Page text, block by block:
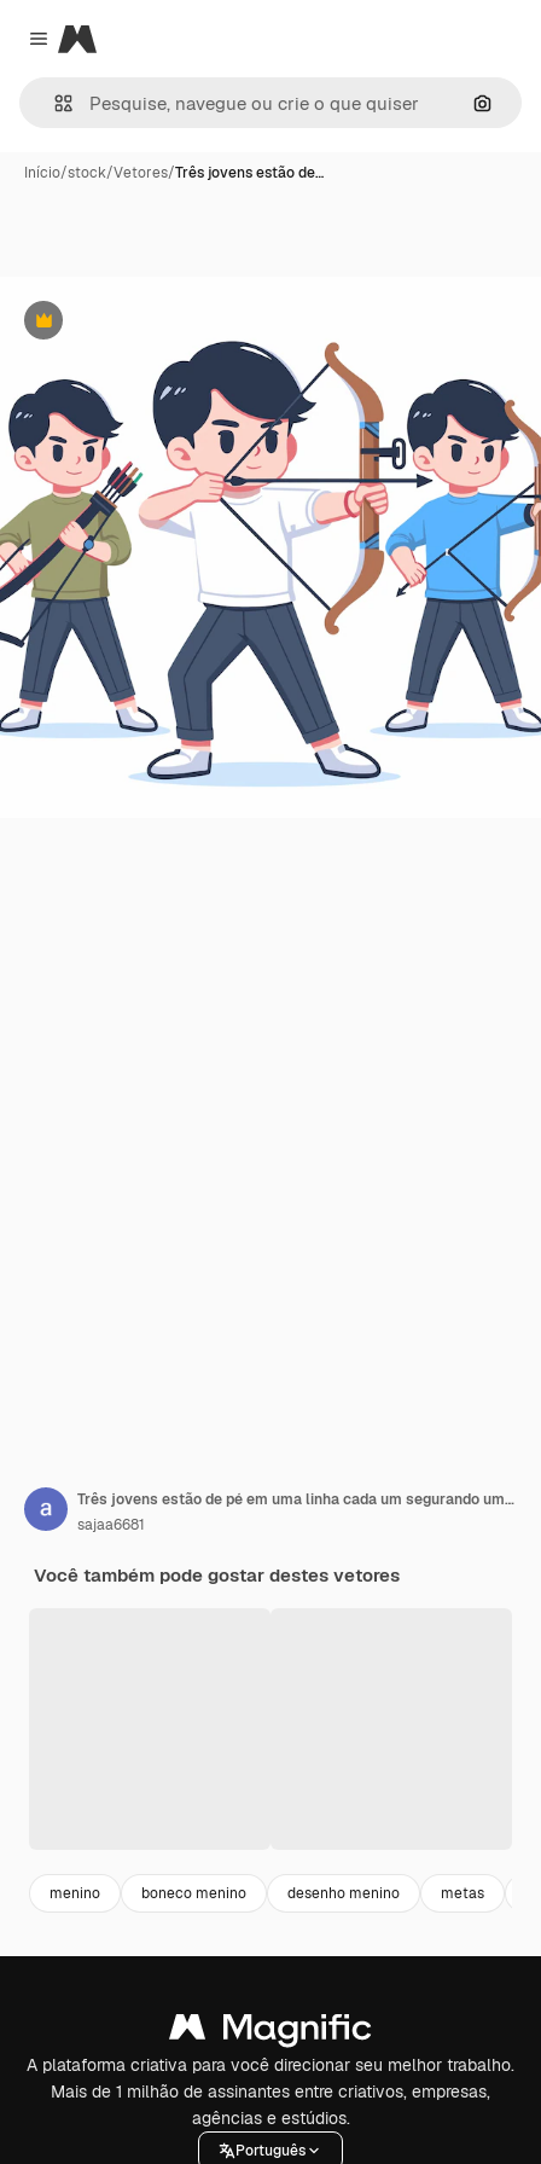
Close menu
Magnific
Início/stock/Vetores/Três jovens estão de…
Premium
Três jovens estão de pé em uma linha cada um segurando uma flecha e um arco
sajaa6681
Você também pode gostar destes vetores
menino boneco menino desenho menino metas
A plataforma criativa para você direcionar seu melhor trabalho.
Mais de 1 milhão de assinantes entre criativos, empresas,
agências e estúdios.
Português